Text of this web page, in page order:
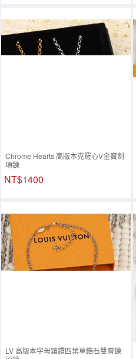
Chrome Hearts 高版本克羅心V金寶劍
項鍊
NT$1400
LV 高版本字母鑲鑽四葉草鋯石雙層鍊